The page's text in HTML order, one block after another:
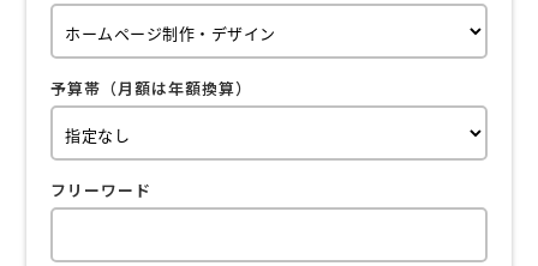
予算帯（月額は年額換算）
フリーワード